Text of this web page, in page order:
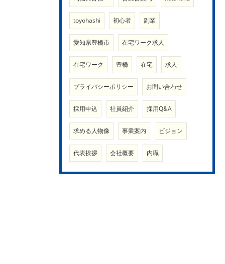
toyohashi 初心者 副業
愛知県豊橋市 在宅ワーク求人
在宅ワーク 豊橋 在宅 求人
プライバシーポリシー お問い合わせ
採用申込 社員紹介 採用Q&A
求める人物像 事業案内 ビジョン
代表挨拶 会社概要 内職